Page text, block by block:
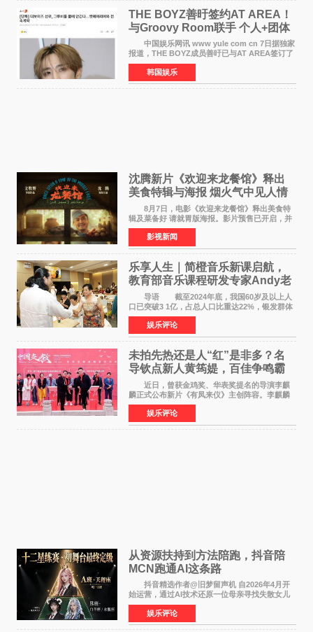
THE BOYZ善旴签约AT AREA！
与Groovy Room联手 个人+团体
活动并行
中国娱乐网讯 www yule com cn 7日据独家
报道，THE BOYZ成员善旴已与AT AREA签订了
专属合约。AT AREA是由知名制作人组合
Groovy Room创立的hip-hop厂牌，旗下拥有多
位实力派音乐人，在韩
韩国娱乐
沈腾新片《欢迎来龙餐馆》释出
美食特辑与海报 烟火气中见人情
温暖
8月7日，电影《欢迎来龙餐馆》释出美食特
辑及菜备好 请就胃版海报。影片预售已开启，并
将于8月8日至10日14:00-21:00举行全国超前点
映。电影《欢迎来龙餐馆》作为战争美食喜剧大
片，讲述了中国
影视新闻
乐享人生｜简橙音乐新课启航，
教育部音乐课程研发专家Andy老
师重磅入驻领航银龄琴声
导语 截至2024年底，我国60岁及以上人
口已突破3 1亿，占总人口比重达22%，银发群体
的精神文化需求日益凸显。2024年1月，国务院办
公厅印发《关于发展银发经济增进老年人福祉的
意见》——这是
娱乐评论
未拍先热还是人“红”是非多？名
导钦点新人黄筠媞，百佳争鸣霸
气回应
近日，曾获金鸡奖、华表奖提名的导演李麒
麟正式公布新片《有凤来仪》主创阵容。李麒麟
早年凭电影《华容道》获得金鸡奖、华表奖提
名，此后长期参与国内外电影制作，其担任制片
人参与的作品亦曾
娱乐评论
从资源扶持到方法陪跑，抖音陪
MCN跑通AI这条路
抖音精选作者@旧梦留声机 自2026年4月开
始运营，通过AI技术还原一位母亲寻找失散女儿
的故事，凭借强情感表达获得大量用户关注，发
布仅21小时便获得超1亿曝光、超1000万互动。
此后，账号持续沿
娱乐评论